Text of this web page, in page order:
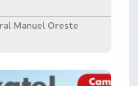
Manuel Oreste